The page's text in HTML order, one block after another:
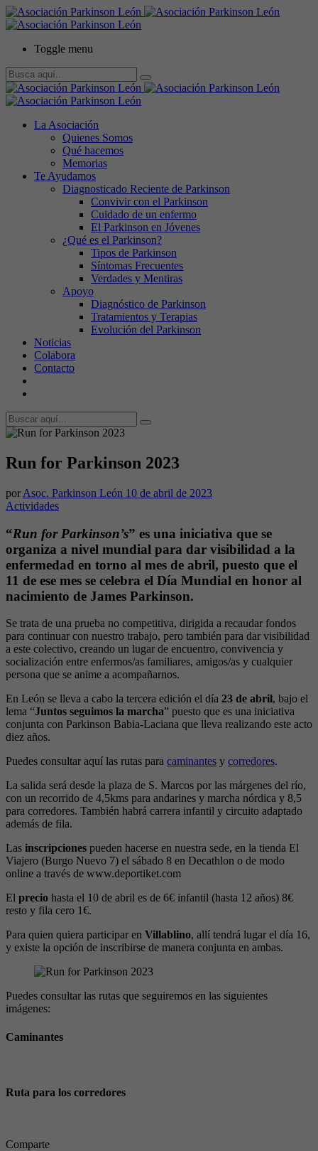
Toggle menu
La Asociación
Quienes Somos
Qué hacemos
Memorias
Te Ayudamos
Diagnosticado Reciente de Parkinson
Convivir con el Parkinson
Cuidado de un enfermo
El Parkinson en Jóvenes
¿Qué es el Parkinson?
Tipos de Parkinson
Síntomas Frecuentes
Verdades y Mentiras
Apoyo
Diagnóstico de Parkinson
Tratamientos y Terapias
Evolución del Parkinson
Noticias
Colabora
Contacto
Run for Parkinson 2023
por Asoc. Parkinson León 10 de abril de 2023
Actividades
“Run for Parkinson’s” es una iniciativa que se
organiza a nivel mundial para dar visibilidad a la
enfermedad en torno al mes de abril, puesto que el
11 de ese mes se celebra el Día Mundial en honor al
nacimiento de James Parkinson.
Se trata de una prueba no competitiva, dirigida a recaudar fondos
para continuar con nuestro trabajo, pero también para dar visibilidad
a este colectivo, creando un lugar de encuentro, convivencia y
socialización entre enfermos/as familiares, amigos/as y cualquier
persona que se anime a acompañarnos.
En León se lleva a cabo la tercera edición el día 23 de abril, bajo el
lema “Juntos seguimos la marcha” puesto que es una iniciativa
conjunta con Parkinson Babia-Laciana que lleva realizando este acto
diez años.
Puedes consultar aquí las rutas para caminantes y corredores.
La salida será desde la plaza de S. Marcos por las márgenes del río,
con un recorrido de 4,5kms para andarines y marcha nórdica y 8,5
para corredores. También habrá carrera infantil y circuito adaptado
además de fila.
Las inscripciones pueden hacerse en nuestra sede, en la tienda El
Viajero (Burgo Nuevo 7) el sábado 8 en Decathlon o de modo
online a través de www.deportiket.com
El precio hasta el 10 de abril es de 6€ infantil (hasta 12 años) 8€
resto y fila cero 1€.
Para quien quiera participar en Villablino, allí tendrá lugar el día 16,
y existe la opción de inscribirse de manera conjunta en ambas.
Puedes consultar las rutas que seguiremos en las siguientes
imágenes:
Caminantes
Ruta para los corredores
Comparte